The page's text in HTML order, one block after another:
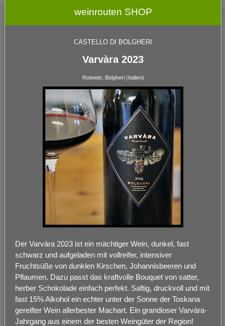
weinrouten SHOP
CASTELLO DI BOLGHERI
Varvàra 2023
Rotwein, Bolgheri (Italien)
Der Varvàra 2023 ist ein mächtiger Wein, dunkel, fast
schwarz und aufgeladen mit vollreifer, intensiver
Fruchtsüße von dunklen Kirschen, Johannisbeeren und
Pflaumen. Dazu passt das kraftvolle Bouquet von satter,
herber Schokolade einfach perfekt. Saftig, druckvoll und mit
fast 15% Alkohol ein echter unter der Sonne der Toskana
gereifter Wein allerbester Machart. Ein grandioser Varvàra-
Jahrgang aus einem der besten Weingüter der Region!